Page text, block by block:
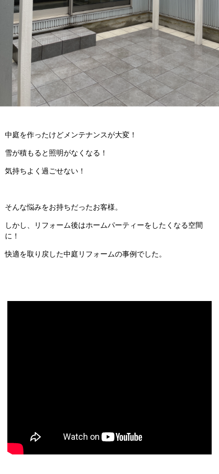
中庭を作ったけどメンテナンスが大変！
雪が積もると照明がなくなる！
気持ちよく過ごせない！
そんな悩みをお持ちだったお客様。
しかし、リフォーム後はホームパーティーをしたくなる空間
に！
快適を取り戻した中庭リフォームの事例でした。